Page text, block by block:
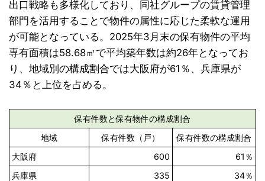
出口戦略も多様化しており、同社グループの賃貸管理
部門を活用することで物件の属性に応じた柔軟な運用
が可能となっている。2025年3月末の保有物件の平均
専有面積は58.68㎡で平均築年数は約26年となってお
り、地域別の構成割合では大阪府が61％、兵庫県が
34％と上位を占める。
保有件数と保有物件の構成割合
地域
保有件数（戸）
保有件数の構成割合
大阪府
600
61％
兵庫県
335
34％